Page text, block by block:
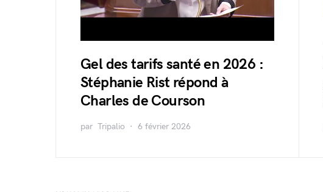
Gel des tarifs santé en 2026 :
Stéphanie Rist répond à
Charles de Courson
par Tripalio 6 février 2026